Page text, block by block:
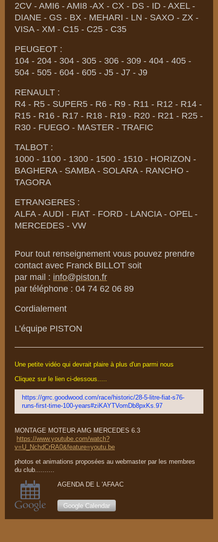
2CV - AMI6 - AMI8 -AX - CX - DS - ID - AXEL -
DIANE - GS - BX - MEHARI - LN - SAXO - ZX -
VISA - XM - C15 - C25 - C35
PEUGEOT :
104 - 204 - 304 - 305 - 306 - 309 - 404 - 405 -
504 - 505 - 604 - 605 - J5 - J7 - J9
RENAULT :
R4 - R5 - SUPER5 - R6 - R9 - R11 - R12 - R14 -
R15 - R16 - R17 - R18 - R19 - R20 - R21 - R25 -
R30 - FUEGO - MASTER - TRAFIC
TALBOT :
1000 - 1100 - 1300 - 1500 - 1510 - HORIZON -
BAGHERA - SAMBA - SOLARA - RANCHO -
TAGORA
ETRANGERES :
ALFA - AUDI - FIAT - FORD - LANCIA - OPEL -
MERCEDES - VW
Pour tout renseignement vous pouvez prendre
contact avec Franck BILLOT soit
par mail : info@piston.fr
par téléphone : 04 74 62 06 89
Cordialement
L’équipe PISTON
Une petite vidéo qui devrait plaire à plus d'un parmi nous
Cliquez sur le lien ci-dessous.....
https://grrc.goodwood.com/race/historic/28-5-litre-fiat-s76-
runs-first-time-100-years#ziKAYTVomDb8pxKs.97
MONTAGE MOTEUR AMG MERCEDES 6.3
https://www.youtube.com/watch?
v=U_NchdCrRA0&feature=youtu.be
photos et animations proposées au webmaster par les membres
du club..........
AGENDA DE L 'AFAAC
Google Calendar